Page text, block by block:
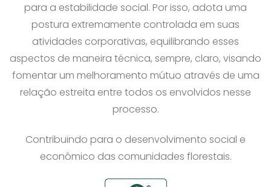
para a estabilidade social. Por isso, adota uma
postura extremamente controlada em suas
atividades corporativas, equilibrando esses
aspectos de maneira técnica, sempre, claro, visando
fomentar um melhoramento mútuo através de uma
relação estreita entre todos os envolvidos nesse
processo.
Contribuindo para o desenvolvimento social e
econômico das comunidades florestais.